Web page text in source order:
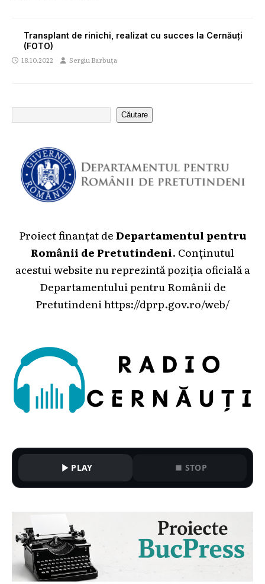
Transplant de rinichi, realizat cu succes la Cernăuți
(FOTO)
18.10.2022 Sergiu Barbuța
Căutare
Proiect finanțat deDepartamentul pentru
Românii de Pretutindeni. Conținutul
acestui website nu reprezintă poziția oficială a
Departamentului pentru Românii de
Pretutindeni https://dprp.gov.ro/web/
PLAY STOP